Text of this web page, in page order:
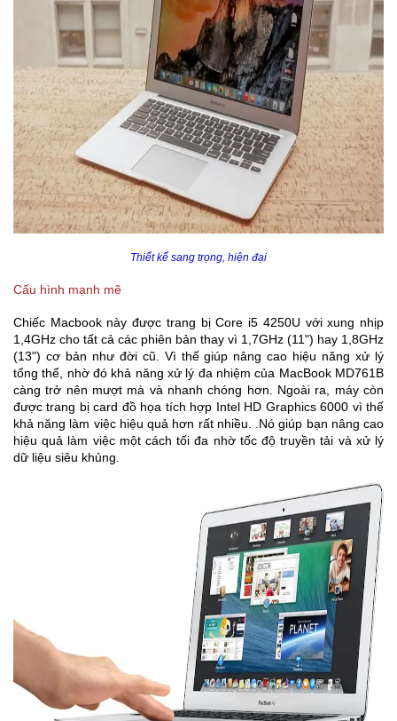
Thiết kế sang trọng, hiện đại
Cấu hình mạnh mẽ
Chiếc Macbook này được trang bị Core i5 4250U với xung nhịp
1,4GHz cho tất cả các phiên bản thay vì 1,7GHz (11") hay 1,8GHz
(13") cơ bản như đời cũ. Vì thế giúp nâng cao hiệu năng xử lý
tổng thể, nhờ đó khả năng xử lý đa nhiệm của MacBook MD761B
càng trở nên mượt mà và nhanh chóng hơn. Ngoài ra, máy còn
được trang bị card đồ họa tích hợp Intel HD Graphics 6000 vì thế
khả năng làm việc hiệu quả hơn rất nhiều. .Nó giúp bạn nâng cao
hiệu quả làm việc một cách tối đa nhờ tốc độ truyền tải và xử lý
dữ liệu siêu khủng.